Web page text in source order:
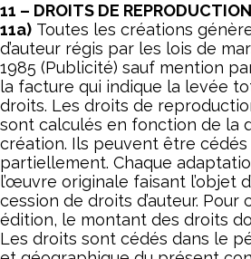
11 – DROITS DE
11a) Toutes les créations
d’auteur régis par les lois de
1985 (Publicité) sauf mention
la facture qui indique la levée
droits. Les droits de
sont calculés en fonction de la
création. Ils peuvent être
partiellement. Chaque
l’œuvre originale faisant l’objet
cession de droits d’auteur. Pour
édition, le montant des droits
Les droits sont cédés dans le